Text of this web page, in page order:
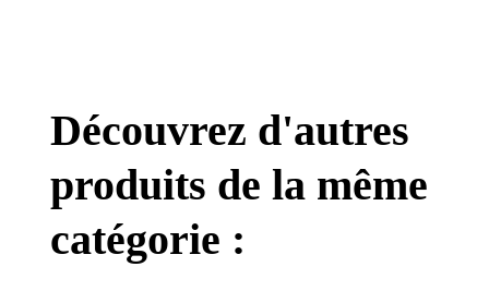
Découvrez d'autres
produits de la même
catégorie :